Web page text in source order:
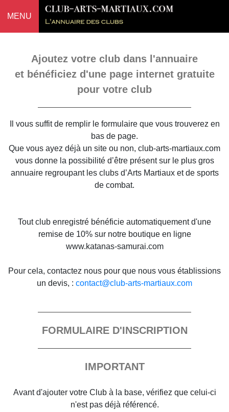
MENU
Ajoutez votre club dans l'annuaire
et bénéficiez d'une page internet gratuite
pour votre club
Il vous suffit de remplir le formulaire que vous trouverez en
bas de page.
Que vous ayez déjà un site ou non, club-arts-martiaux.com
vous donne la possibilité d’être présent sur le plus gros
annuaire regroupant les clubs d’Arts Martiaux et de sports
de combat.
Tout club enregistré bénéficie automatiquement d'une
remise de 10% sur notre boutique en ligne
www.katanas-samurai.com
Pour cela, contactez nous pour que nous vous établissions
un devis, : contact@club-arts-martiaux.com
FORMULAIRE D'INSCRIPTION
IMPORTANT
Avant d'ajouter votre Club à la base, vérifiez que celui-ci
n'est pas déjà référencé.